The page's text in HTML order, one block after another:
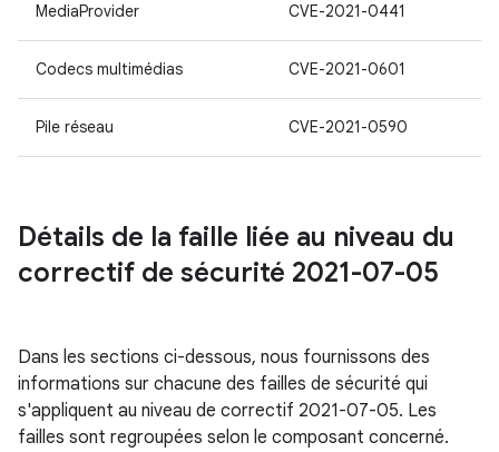
MediaProvider CVE-2021-0441
Codecs multimédias CVE-2021-0601
Pile réseau CVE-2021-0590
Détails de la faille liée au niveau du
correctif de sécurité 2021-07-05
Dans les sections ci-dessous, nous fournissons des
informations sur chacune des failles de sécurité qui
s'appliquent au niveau de correctif 2021-07-05. Les
failles sont regroupées selon le composant concerné.